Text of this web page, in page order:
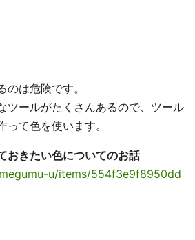
は危険です。
ツールがたくさんあるので、ツール
って色を使います。
おきたい色についてのお話
u/items/554f3e9f8950dd